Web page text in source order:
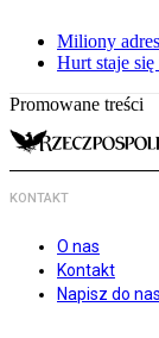
Miliony
Hurt staje
Promowane treści
KONTAKT
O nas
Kontakt
Napisz do nas